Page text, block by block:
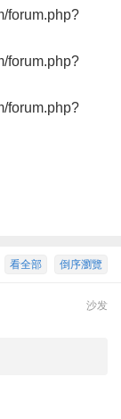
forum.php?
forum.php?
forum.php?
倒序瀏覽
看全部
沙发